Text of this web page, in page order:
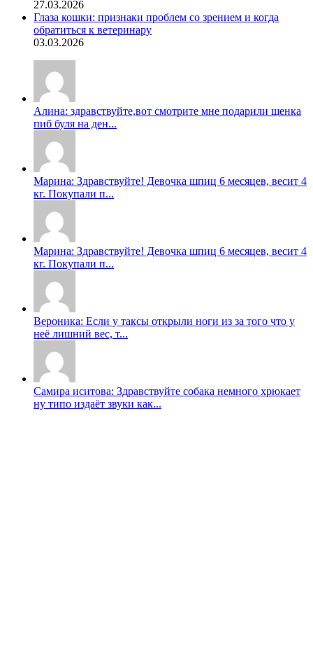
27.03.2026
Глаза кошки: признаки проблем со зрением и когда
обратиться к ветеринару
03.03.2026
Алина: здравствуйте,вот смотрите мне подарили щенка
пиб буля на ден...
Марина: Здравствуйте! Девочка шпиц 6 месяцев, весит 4
кг. Покупали п...
Марина: Здравствуйте! Девочка шпиц 6 месяцев, весит 4
кг. Покупали п...
Вероника: Если у таксы открыли ноги из за того что у
неë лишний вес, т...
Самира иситова: Здравствуйте собака немного хрюкает
ну типо издаёт звуки как...